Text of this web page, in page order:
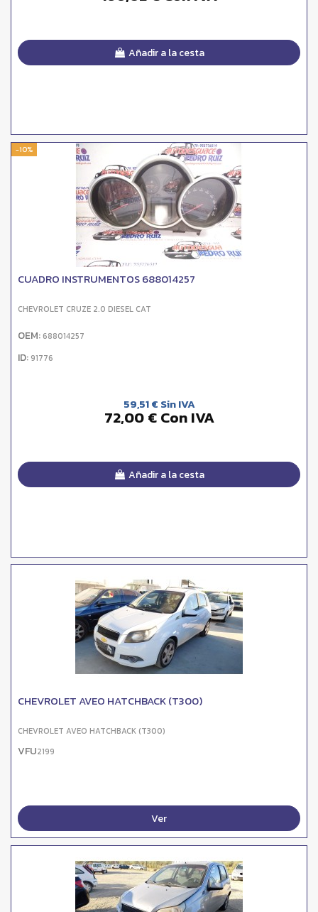
Añadir a la cesta
-10%
CUADRO INSTRUMENTOS 688014257
CHEVROLET CRUZE 2.0 DIESEL CAT
OEM: 688014257
ID: 91776
59,51 € Sin IVA
72,00 € Con IVA
Añadir a la cesta
CHEVROLET AVEO HATCHBACK (T300)
CHEVROLET AVEO HATCHBACK (T300)
VFU2199
Ver